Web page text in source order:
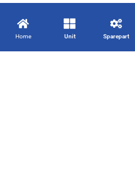
Home Unit Sparepart